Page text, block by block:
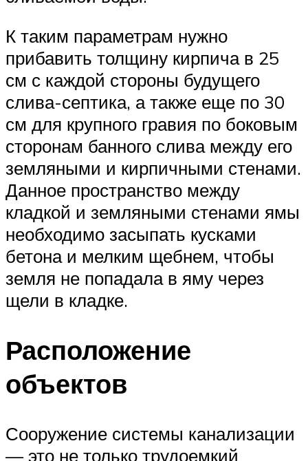
К таким параметрам нужно
прибавить толщину кирпича в 25
см с каждой стороны будущего
слива-септика, а также еще по 30
см для крупного гравия по боковым
сторонам банного слива между его
земляными и кирпичными стенами.
Данное пространство между
кладкой и земляными стенами ямы
необходимо засыпать кусками
бетона и мелким щебнем, чтобы
земля не попадала в яму через
щели в кладке.
Расположение
объектов
Сооружение системы канализации
— это не только трудоемкий